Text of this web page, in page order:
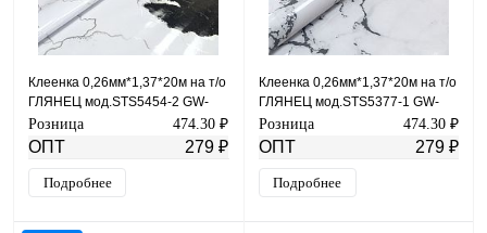
Клеенка 0,26мм*1,37*20м на т/о
ГЛЯНЕЦ мод.SТS5454-2 GW-
21579
Розница 474.30 ₽
ОПТ 279 ₽
Подробнее
Клеенка 0,26мм*1,37*20м на т/о
ГЛЯНЕЦ мод.SТS5377-1 GW-
21352
Розница 474.30 ₽
ОПТ 279 ₽
Подробнее